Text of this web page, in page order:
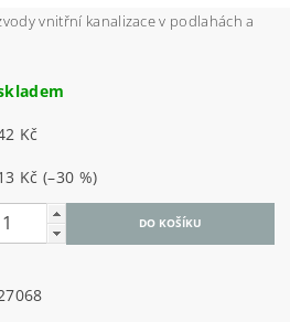
vnitřní kanalizace v podlahách a
Kč
Kč(–30 %)